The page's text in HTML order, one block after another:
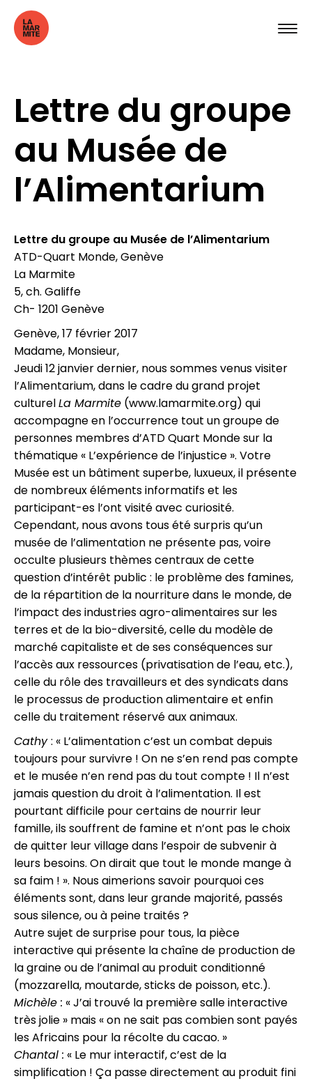
Lettre du groupe
au Musée de
l’Alimentarium
Lettre du groupe au Musée de l’Alimentarium
ATD-Quart Monde, Genève
La Marmite
5, ch. Galiffe
Ch- 1201 Genève
Genève, 17 février 2017
Madame, Monsieur,
Jeudi 12 janvier dernier, nous sommes venus visiter
l’Alimentarium, dans le cadre du grand projet
culturelLa Marmite (www.lamarmite.org) qui
accompagne en l’occurrence tout un groupe de
personnes membres d’ATD Quart Monde sur la
thématique « L’expérience de l’injustice ». Votre
Musée est un bâtiment superbe, luxueux, il présente
de nombreux éléments informatifs et les
participant-es l’ont visité avec curiosité.
Cependant, nous avons tous été surpris qu’un
musée de l’alimentation ne présente pas, voire
occulte plusieurs thèmes centraux de cette
question d’intérêt public : le problème des famines,
de la répartition de la nourriture dans le monde, de
l’impact des industries agro-alimentaires sur les
terres et de la bio-diversité, celle du modèle de
marché capitaliste et de ses conséquences sur
l’accès aux ressources (privatisation de l’eau, etc.),
celle du rôle des travailleurs et des syndicats dans
le processus de production alimentaire et enfin
celle du traitement réservé aux animaux.
Cathy: « L’alimentation c’est un combat depuis
toujours pour survivre ! On ne s’en rend pas compte
et le musée n’en rend pas du tout compte ! Il n’est
jamais question du droit à l’alimentation. Il est
pourtant difficile pour certains de nourrir leur
famille, ils souffrent de famine et n’ont pas le choix
de quitter leur village dans l’espoir de subvenir à
leurs besoins. On dirait que tout le monde mange à
sa faim ! ». Nous aimerions savoir pourquoi ces
éléments sont, dans leur grande majorité, passés
sous silence, ou à peine traités ?
Autre sujet de surprise pour tous, la pièce
interactive qui présente la chaîne de production de
la graine ou de l’animal au produit conditionné
(mozzarella, moutarde, sticks de poisson, etc.).
Michèle : « J’ai trouvé la première salle interactive
très jolie » mais « on ne sait pas combien sont payés
les Africains pour la récolte du cacao. »
Chantal : « Le mur interactif, c’est de la
simplification ! Ça passe directement au produit fini